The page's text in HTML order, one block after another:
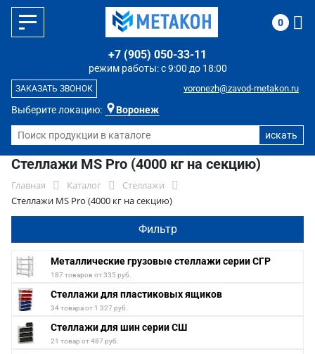
Выберите локацию: Воронеж
режим работы: с 9:00 до 18:00
+7 (905) 050-33-11
voronezh@zavod-metakon.ru
ЗАКАЗАТЬ ЗВОНОК
0
Стеллажи MS Pro (4000 кг на секцию)
Главная Каталог
Стеллажи
Стеллажи MS Pro (4000 кг на секцию)
Фильтр
Металлические грузовые стеллажи серии СГР
187 товаров от 335 руб.
Стеллажи для пластиковых ящиков
34 товара от 1 327 руб.
Стеллажи для шин серии СШ
21 товар от 487 руб.